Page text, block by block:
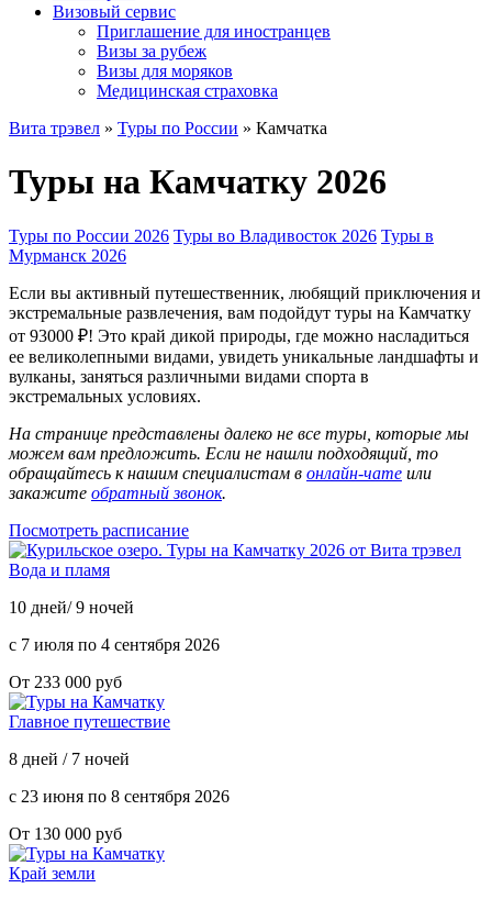
Визовый сервис
Приглашение для иностранцев
Визы за рубеж
Визы для моряков
Медицинская страховка
Вита трэвел » Туры по России » Камчатка
Туры на Камчатку 2026
Туры по России 2026 Туры во Владивосток 2026 Туры в
Мурманск 2026
Если вы активный путешественник, любящий приключения и
экстремальные развлечения, вам подойдут туры на Камчатку
от 93000 ₽! Это край дикой природы, где можно насладиться
ее великолепными видами, увидеть уникальные ландшафты и
вулканы, заняться различными видами спорта в
экстремальных условиях.
На странице представлены далеко не все туры, которые мы
можем вам предложить. Если не нашли подходящий, то
обращайтесь к нашим специалистам в онлайн-чате или
закажите обратный звонок.
Посмотреть расписание
Вода и пламя
10 дней/ 9 ночей
с 7 июля по 4 сентября 2026
От 233 000 руб
Главное путешествие
8 дней / 7 ночей
с 23 июня по 8 сентября 2026
От 130 000 руб
Край земли